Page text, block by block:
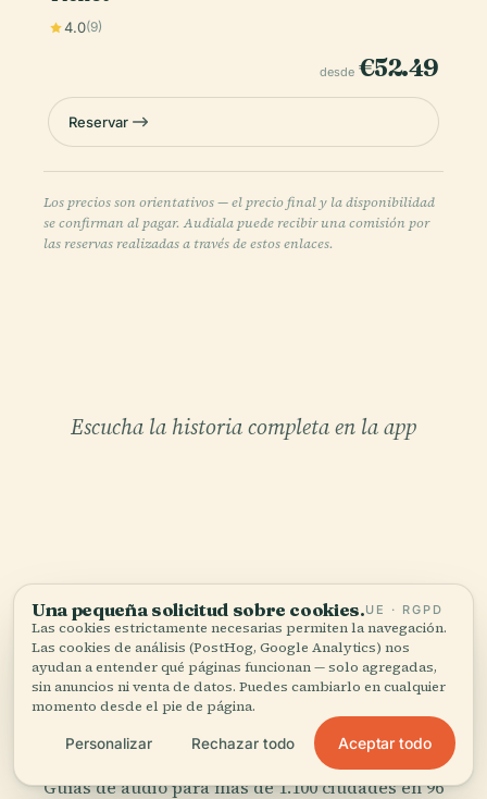
4.0(9)
desde €52.49
Reservar
Los precios son orientativos — el precio final y la disponibilidad
se confirman al pagar. Audiala puede recibir una comisión por
las reservas realizadas a través de estos enlaces.
Escucha la historia completa en la app
TU CURADOR PERSONAL
Todo Pasarela en la Copa de
los Árboles de los Jardines de
Kew,
bien contado.
Guías de audio para más de 1.100 ciudades en 96
Una pequeña solicitud sobre cookies.UE · RGPD
Las cookies estrictamente necesarias permiten la navegación.
Las cookies de análisis (PostHog, Google Analytics) nos
ayudan a entender qué páginas funcionan — solo agregadas,
sin anuncios ni venta de datos. Puedes cambiarlo en cualquier
momento desde el pie de página.
Personalizar Rechazar todo Aceptar todo